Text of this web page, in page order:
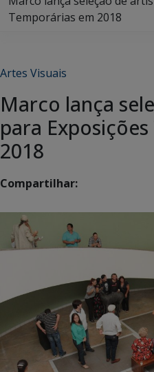
Temporárias em 2018
Artes Visuais
Marco lança
para
2018
Compartilhar: